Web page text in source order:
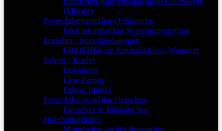
(Müritz)
Freie Arbeitsstellen IT-Branche
Fachinformatiker Systemintegration
Erzieher / Sozialpädagogen
ERZIEHER im Kinderschloss Wendorf
Fahrer / Kurier
Busfahrer
Lkw-Fahrer
Fahrer Imbiss
Freie Arbeitsstellen Fleischer
Fleischer in Plau am See
Hotelmitarbeiter